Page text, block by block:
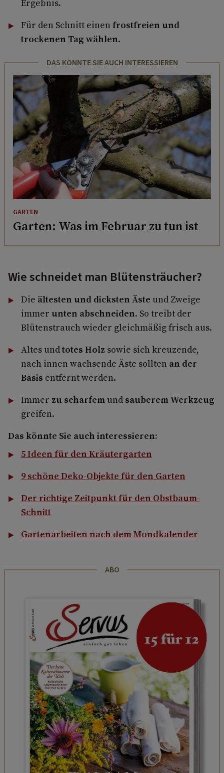
Ergebnis.
Für den Schnitt einen frostfreien und
trockenen Tag wählen.
DAS KÖNNTE SIE AUCH INTERESSIEREN
GARTEN
Garten: Was im Februar zu tun ist
Wie schneidet man Blütensträucher?
Die ältesten und dicksten Äste und Zweige
immer unten abschneiden. So treibt der
Blütenstrauch wieder gleichmäßig frisch aus.
Altes undtotes Holz sowie sich kreuzende,
nach innen wachsende Äste sollten an der
Basis entfernt werden.
Immer zu scharfemund sauberem Werkzeug
greifen.
Das könnte Sie auch interessieren:
5 Ideen für den Kräutergarten
9 schöne Deko-Objekte für den Garten
Der richtige Zeitpunkt für den Obstbaum-
Schnitt
Gartenarbeiten nach dem Mondkalender
ABO